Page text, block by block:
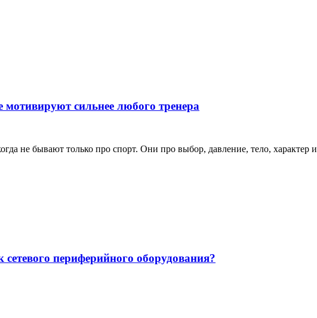
сильнее любого тренера
не бывают только про спорт. Они про выбор, давление, тело, характер и
периферийного оборудования?